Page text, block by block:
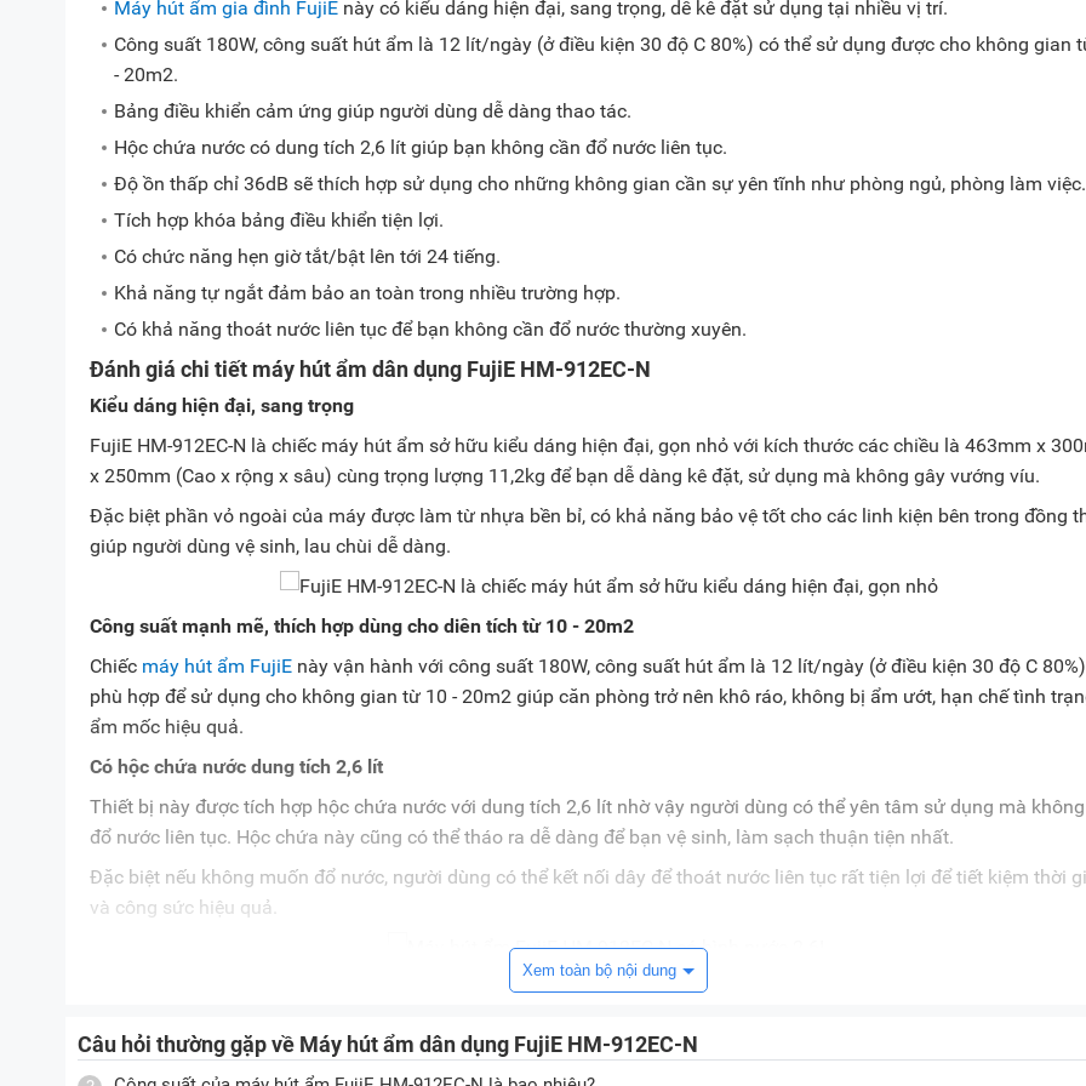
Máy hút ẩm gia đình FujiE này có kiểu dáng hiện đại, sang trọng, dễ kê đặt sử dụng tại nhiều vị trí.
Công suất 180W, công suất hút ẩm là 12 lít/ngày (ở điều kiện 30 độ C 80%) có thể sử dụng được cho không gian
- 20m2.
Bảng điều khiển cảm ứng giúp người dùng dễ dàng thao tác.
Hộc chứa nước có dung tích 2,6 lít giúp bạn không cần đổ nước liên tục.
Độ ồn thấp chỉ 36dB sẽ thích hợp sử dụng cho những không gian cần sự yên tĩnh như phòng ngủ, phòng làm
Tích hợp khóa bảng điều khiển tiện lợi.
Có chức năng hẹn giờ tắt/bật lên tới 24 tiếng.
Khả năng tự ngắt đảm bảo an toàn trong nhiều trường hợp.
Có khả năng thoát nước liên tục để bạn không cần đổ nước thường xuyên.
Đánh giá chi tiết máy hút ẩm dân dụng FujiE HM-912EC-N
Kiểu dáng hiện đại, sang trọng
FujiE HM-912EC-N là chiếc máy hút ẩm sở hữu kiểu dáng hiện đại, gọn nhỏ với kích thước các chiều là 463mm x
x 250mm (Cao x rộng x sâu) cùng trọng lượng 11,2kg để bạn dễ dàng kê đặt, sử dụng mà không gây vướng víu.
Đặc biệt phần vỏ ngoài của máy được làm từ nhựa bền bỉ, có khả năng bảo vệ tốt cho các linh kiện bên trong đồng
giúp người dùng vệ sinh, lau chùi dễ dàng.
Công suất mạnh mẽ, thích hợp dùng cho diên tích từ 10 - 20m2
Chiếc máy hút ẩm FujiE này vận hành với công suất 180W, công suất hút ẩm là 12 lít/ngày (ở điều kiện 30 độ C
phù hợp để sử dụng cho không gian từ 10 - 20m2 giúp căn phòng trở nên khô ráo, không bị ẩm ướt, hạn chế tình
ẩm mốc hiệu quả.
Có hộc chứa nước dung tích 2,6 lít
Thiết bị này được tích hợp hộc chứa nước với dung tích 2,6 lít nhờ vậy người dùng có thể yên tâm sử dụng mà
đổ nước liên tục. Hộc chứa này cũng có thể tháo ra dễ dàng để bạn vệ sinh, làm sạch thuận tiện nhất.
Đặc biệt nếu không muốn đổ nước, người dùng có thể kết nối dây để thoát nước liên tục rất tiện lợi để tiết kiệm thời
và công sức hiệu quả.
thiết bị nhằm hạn chế tình trạng bỏ quên.
Xem toàn bộ nội dung
Câu hỏi thường gặp về Máy hút ẩm dân dụng FujiE HM-912EC-N